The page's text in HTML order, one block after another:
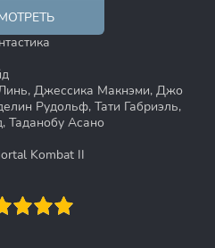
Джессика Макнэми, Джо
Рудольф, Тати Габриэль,
Асано
Kombat II